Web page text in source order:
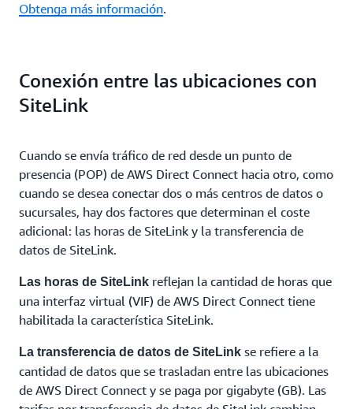
Obtenga más información.
Conexión entre las ubicaciones con
SiteLink
Cuando se envía tráfico de red desde un punto de
presencia (POP) de AWS Direct Connect hacia otro, como
cuando se desea conectar dos o más centros de datos o
sucursales, hay dos factores que determinan el coste
adicional: las horas de SiteLink y la transferencia de
datos de SiteLink.
Las horas de SiteLink reflejan la cantidad de horas que
una interfaz virtual (VIF) de AWS Direct Connect tiene
habilitada la característica SiteLink.
La transferencia de datos de SiteLink se refiere a la
cantidad de datos que se trasladan entre las ubicaciones
de AWS Direct Connect y se paga por gigabyte (GB). Las